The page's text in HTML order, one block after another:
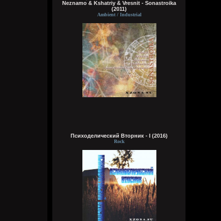
Вчера в 05:18:08
Опять подчистили меня. Вилкой.
Чистичистичистичистичисти. Вот как
надо чистить
Wirtuozik
4 августа 2026
Bestial
4 августа 2026
Трубоворот
4 августа 2026
бэтман стал марионетом, супермэн
подсел на криптонит; Пахома мучили
минетом, из под досок он торчит
Ёжкин кот из Лукоморья в сапогах
престижный чёрт, кормит повар тухлым
мясом весь Потёмкин пароход
Neznamo & Kshatriy & Vresnit - Sonastroika
(2011)
Ambient / Industrial
Психоделический Вторник - I (2016)
Rock